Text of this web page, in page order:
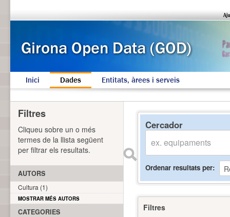
Inici Dades Entitats, àrees i serveis
Cercador
Ordenar resultats per
Filtres
Filtres
Cliqueu sobre un o més
termes de la llista següent
per filtrar els resultats.
AUTORS
Cultura (1)
MOSTRAR MÉS AUTORS
CATEGORIES